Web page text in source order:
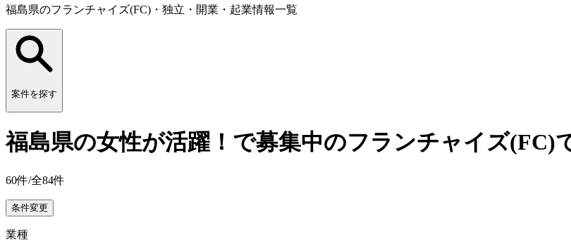
福島県のフランチャイズ(FC)・独立・開業・起業情報一覧
案件を探す
福島県の女性が活躍！で募集中のフランチャイズ(FC)
60件/全84件
条件変更
業種